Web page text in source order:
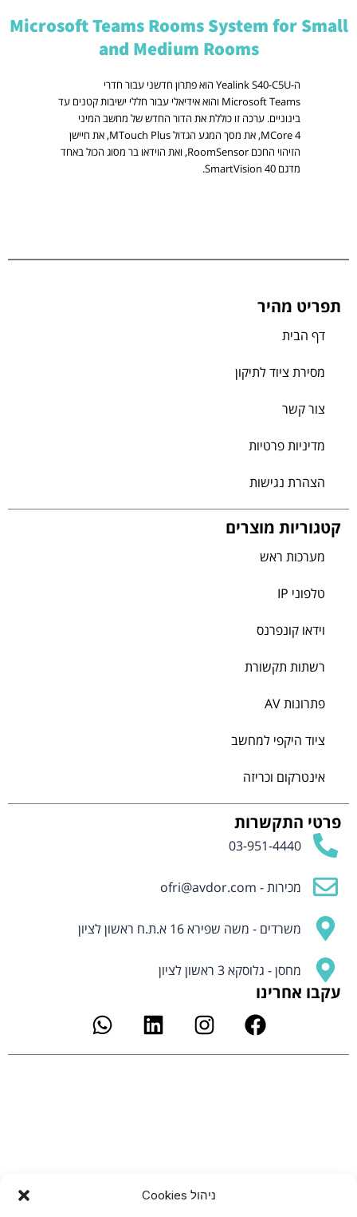
ניהול Cookies
Microsoft Teams Rooms System for Small
and Medium Rooms
ה-Yealink S40-C5U הוא פתרון חדשני עבור חדרי
Microsoft Teams והוא אידיאלי עבור חללי ישיבות קטנים עד
בינוניים. ערכה זו כוללת את הדור החדש של מחשב המיני
MCore 4, את מסך המגע הגדול MTouch Plus, את חיישן
הזיהוי החכם RoomSensor, ואת הוידאו בר מסוג הכול באחד
מדגם SmartVision 40.
תפריט מהיר
דף הבית
מסירת ציוד לתיקון
צור קשר
מדיניות פרטיות
הצהרת נגישות
קטגוריות מוצרים
מערכות ראש
טלפוני IP
וידאו קונפרנס
רשתות תקשורת
פתרונות AV
ציוד היקפי למחשב
אינטרקום וכריזה
פרטי התקשרות
03-951-4440
מכירות - ofri@avdor.com
משרדים - משה שפירא 16 א.ת.ח ראשון לציון
מחסן - גלוסקא 3 ראשון לציון
עקבו אחרינו
F
a
c
I
n
s
m
L
i
n
W
h
a